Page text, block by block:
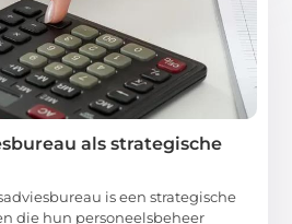
als strategische
is een strategische
die hun personeelsbeheer